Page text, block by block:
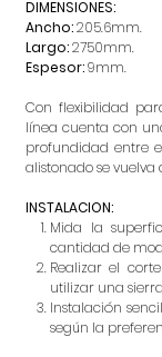
DIMENSIONES:
Ancho:205.6mm.
Largo:2750mm.
Espesor:9mm.
Con flexibilidad
línea cuenta con
profundidad entre
alistonado se
INSTALACION:
Mida la
cantidad de
Realizar el
utilizar una
Instalación
según la